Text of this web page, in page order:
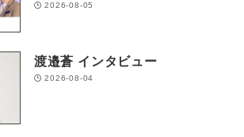
2026-08-05
渡邉蒼 インタビュー
2026-08-04